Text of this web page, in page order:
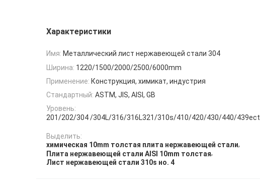
Характеристики
Имя: Металлический лист нержавеющей стали 304
Ширина: 1220/1500/2000/2500/6000mm
Применение: Конструкция, химикат, индустрия
Стандартный: ASTM, JIS, AISI, GB
Уровень:
201/202/304 /304L/316/316L321/310s/410/420/430/440/439ect
Выделить:
химическая 10mm толстая плита нержавеющей стали,
Плита нержавеющей стали AISI 10mm толстая,
Лист нержавеющей стали 310s но. 4